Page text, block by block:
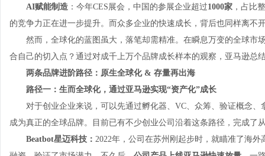
AI赋能制造 ：今年CES展会，中国的参展企业超过1000家 ，占比
的竞争力正在进一步提升。而众多企业的快速成长，背后也同样离不
然而，全球化的蓝图虽大，落笔却需精准。在瞬息万变的全球市
合自己的切入点？通过对成千上万个品牌成长样本的观察，亚马逊总
两条品牌进阶路径：原生全球化 & 存量再出海
路径一：生而全球化，通过亚马逊实现“资产化”成长
对于创业企业来说，可以先通过孵化器、VC、众筹、验证概念
成为真正的全球品牌。目前已有不少创业公司沿着这条路径，完成了
Beatbot星迈科技： 2022年，公司在苏州刚起步时，就瞄准了海